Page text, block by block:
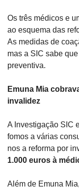
Os três médicos e
ao esquema das
As medidas de
mas a SIC sabe
preventiva.
Emuna Mia
invalidez
A Investigação SIC
fomos a várias
nos a reforma por
1.000 euros à
Além de Emuna